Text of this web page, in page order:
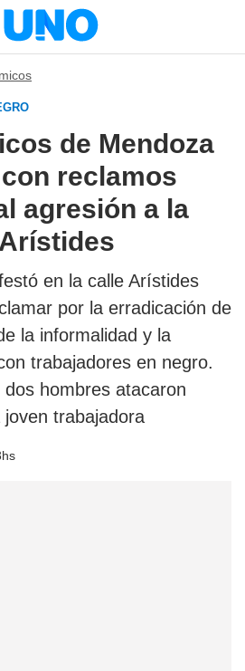
de Mendoza
reclamos
agresión a la
en la calle Arístides
por la erradicación de
la informalidad y la
trabajadores en negro.
hombres atacaron
trabajadora